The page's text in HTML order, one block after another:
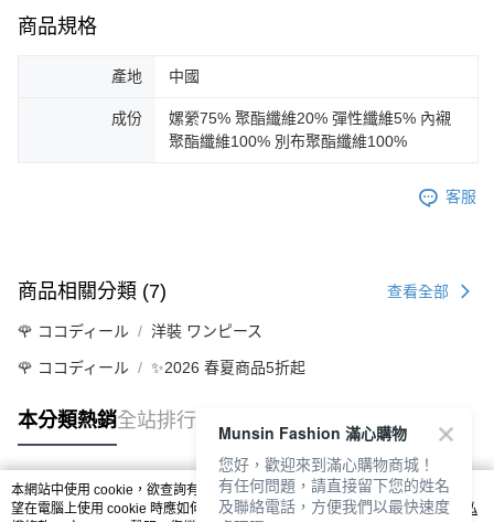
商品規格
產地 中國
成份
嫘縈75% 聚酯纖維20% 彈性纖維5% 內襯
聚酯纖維100% 別布聚酯纖維100%
客服
商品相關分類 (7) 查看全部
🌹 ココディール 洋裝 ワンピース
🌹 ココディール ✨2026 春夏商品5折起
本分類熱銷全站排行
熱門標籤
本網站中使用 cookie，欲查詢有關本網站使用 cookie 方式之詳情，及若您不希
望在電腦上使用 cookie 時應如何變更電腦的 cookie 設定，請參閱本網站「
隱私
Munsin Fashion 滿心購物
您好，歡迎來到滿心購物商城！
有任何問題，請直接留下您的姓名
及聯絡電話，方便我們以最快速度